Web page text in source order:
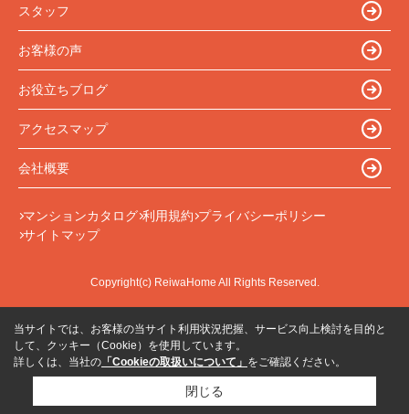
スタッフ
お客様の声
お役立ちブログ
アクセスマップ
会社概要
マンションカタログ 利用規約 プライバシーポリシー
サイトマップ
Copyright(c) ReiwaHome All Rights Reserved.
当サイトでは、お客様の当サイト利用状況把握、サービス向上検討を目的と
して、クッキー（Cookie）を使用しています。
詳しくは、当社の 「Cookieの取扱いについて」 をご確認ください。
閉じる